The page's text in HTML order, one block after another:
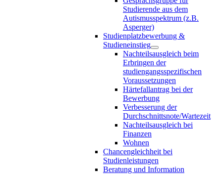
Studierende aus dem
Autismusspektrum (z.B.
Asperger)
Studienplatzbewerbung &
Studieneinstieg
Nachteilsausgleich beim
Erbringen der
studiengangsspezifischen
Voraussetzungen
Härtefallantrag bei der
Bewerbung
Verbesserung der
Durchschnittsnote/Wartezeit
Nachteilsausgleich bei
Finanzen
Wohnen
Chancengleichheit bei
Studienleistungen
Beratung und Information